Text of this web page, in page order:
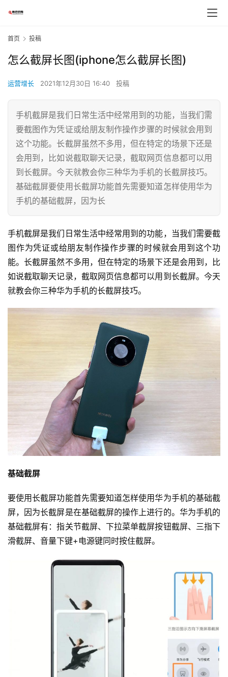
首页 投稿
怎么截屏长图(iphone怎么截屏长图)
运营增长 2021年12月30日 16:40 投稿
手机截屏是我们日常生活中经常用到的功能，当我们需
要截图作为凭证或给朋友制作操作步骤的时候就会用到
这个功能。长截屏虽然不多用，但在特定的场景下还是
会用到，比如说截取聊天记录，截取网页信息都可以用
到长截屏。今天就教会你三种华为手机的长截屏技巧。
基础截屏要使用长截屏功能首先需要知道怎样使用华为
手机的基础截屏，因为长
手机截屏是我们日常生活中经常用到的功能，当我们需要截
图作为凭证或给朋友制作操作步骤的时候就会用到这个功
能。长截屏虽然不多用，但在特定的场景下还是会用到，比
如说截取聊天记录，截取网页信息都可以用到长截屏。今天
就教会你三种华为手机的长截屏技巧。
基础截屏
要使用长截屏功能首先需要知道怎样使用华为手机的基础截
屏，因为长截屏是在基础截屏的操作上进行的。华为手机的
基础截屏有：指关节截屏、下拉菜单截屏按钮截屏、三指下
滑截屏、音量下键+电源键同时按住截屏。